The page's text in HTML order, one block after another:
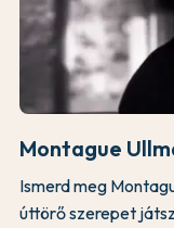
Montague
Ismerd meg
úttörő szerepet